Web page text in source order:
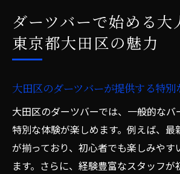
大人が楽しめる夜の過ごし方
初心者必見ダーツバーでの楽し
ダーツバー初心者に知ってほ
ル
初めてのダーツゲームを楽
ト
初心者が知っておくべきダ
ダーツバーで始める大
東京都大田区の魅力
大田区のダーツバーが提供する特別
大田区のダーツバーでは、一般的なバ
特別な体験が楽しめます。例えば、最
が揃っており、初心者でも楽しみやす
ます。さらに、経験豊富なスタッフ